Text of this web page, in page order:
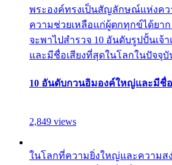
พระองค์ทรงเป็นสัญลักษณ์แห่งคว
ความช่วยเหลือแก่ผู้ตกทุกข์ได้ยาก
จะพาไปสำรวจ 10 อันดับรูปปั้นเ
และมีชื่อเสียงที่สุดในโลกในปัจจุบั
10 อันดับกวนอิมองค์ใหญ่และมีชื่
2,849 views
ในโลกที่ความยิ่งใหญ่และความส